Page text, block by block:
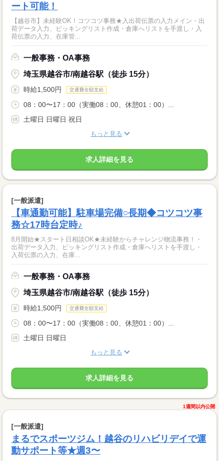
ート可能！
【越谷市】未経験OK！コツコツ事務★入出荷伝票の入力メイン・出
荷データ入力、ピッキングリスト作成・倉庫へリストを手渡し・入
荷伝票の入力、在庫管...
一般事務・OA事務
埼玉県越谷市/南越谷駅（徒歩 15分）
時給1,500円 交通費全額支給
08：00〜17：00（実働08：00、休憩01：00）...
土曜日 日曜日 祝日
もっと見る
求人詳細を見る
[一般派遣]
【車通勤可能】駐車場完備○長期◆コツコツ事
務☆17時台定時♪
8月開始★スタート日相談OK★未経験からチャレンジ物流事務！・
出荷データ入力、ピッキングリスト作成・倉庫へリストを手渡し・
入荷伝票の入力、在庫...
一般事務・OA事務
埼玉県越谷市/南越谷駅（徒歩 15分）
時給1,500円 交通費全額支給
08：00〜17：00（実働08：00、休憩01：00）...
土曜日 日曜日
もっと見る
求人詳細を見る
1週間以内公開
[一般派遣]
まるでスポーツジム！越谷のリハビリデイで運
動サポート等★週3〜